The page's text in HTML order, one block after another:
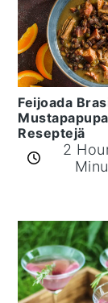
Feijoada
Reseptejä
2